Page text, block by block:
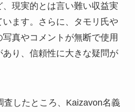
現実的とは言い難い収益実
ます。さらに、タモリ氏や
真やコメントが無断で使用
あり、信頼性に大きな疑問が
査したところ、Kaizavon名義